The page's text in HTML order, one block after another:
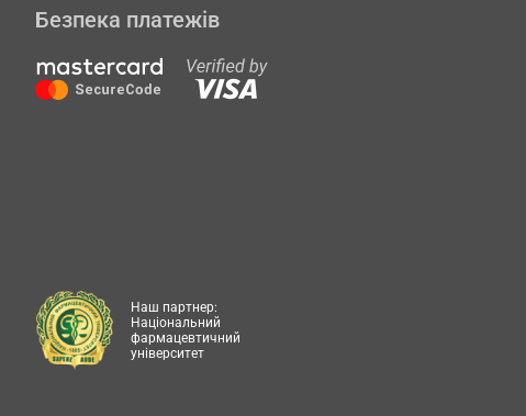
Безпека платежів
Наш партнер:
Національний
фармацевтичний
університет